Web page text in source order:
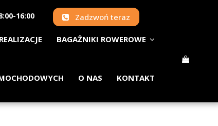
16:00 Zadzwoń teraz
BAGAŻNIKI ROWEROWE
O NAS KONTAKT